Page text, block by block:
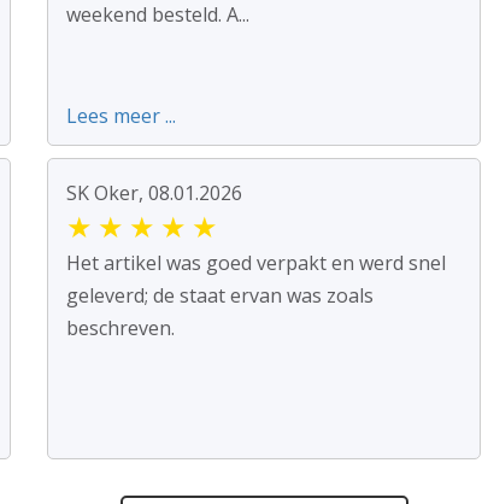
weekend besteld. A...
Lees meer ...
SK Oker, 08.01.2026
★ ★ ★ ★ ★
Het artikel was goed verpakt en werd snel
geleverd; de staat ervan was zoals
beschreven.